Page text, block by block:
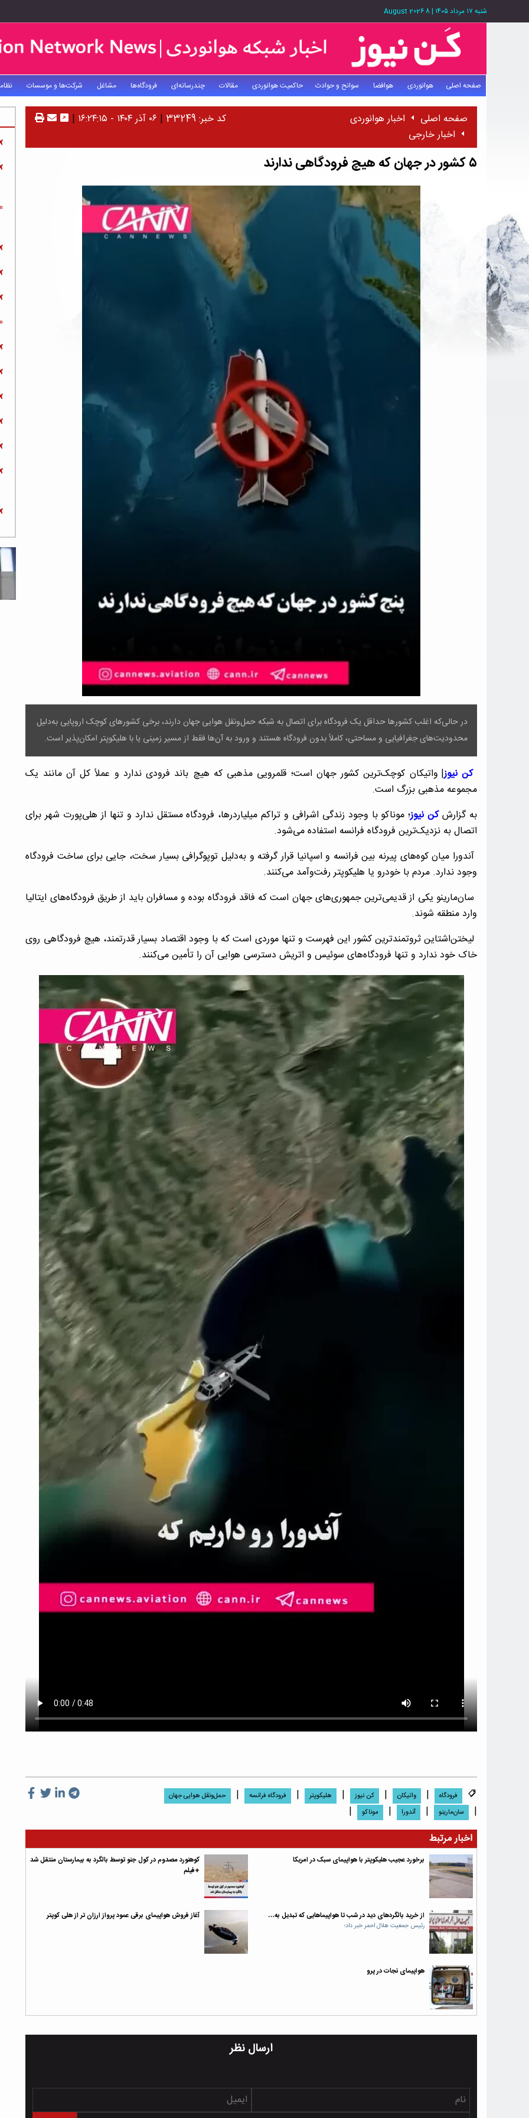
شنبه ۱۷ مرداد ۱۴۰۵ |
8 August 2026
صفحه اصلی هوانوردی هوافضا سوانح و حوادث حاکمیت هوانوردی مقالات چندرسانه‌ای فرودگاه‌ها مشاغل شرکت‌ها و موسسات
صفحه اصلی
اخبار هوانوردی
اخبار خارجی
کد خبر: 33249 | ۰۶ آذر ۱۴۰۴ - ۱۶:۲۴:۱۵ |
۵ کشور در جهان که هیچ فرودگاهی ندارند
در حالی‌که اغلب کشورها حداقل یک فرودگاه برای اتصال به شبکه حمل‌ونقل هوایی جهان دارند، برخی کشورهای کوچک اروپایی به‌دلیل
محدودیت‌های جغرافیایی و مساحتی، کاملاً بدون فرودگاه هستند و ورود به آن‌ها فقط از مسیر زمینی یا با هلیکوپتر امکان‌پذیر است.
کن نیوز| واتیکان کوچک‌ترین کشور جهان است؛ قلمرویی مذهبی که هیچ باند فرودی ندارد و عملاً کل آن مانند یک
مجموعه مذهبی بزرگ است.
به گزارشکن نیوز؛ موناکو با وجود زندگی اشرافی و تراکم میلیاردرها، فرودگاه مستقل ندارد و تنها از هلی‌پورت شهر برای
اتصال به نزدیک‌ترین فرودگاه فرانسه استفاده می‌شود.
آندورا میان کوه‌های پیرنه بین فرانسه و اسپانیا قرار گرفته و به‌دلیل توپوگرافی بسیار سخت، جایی برای ساخت فرودگاه
وجود ندارد. مردم با خودرو یا هلیکوپتر رفت‌وآمد می‌کنند.
سان‌مارینو یکی از قدیمی‌ترین جمهوری‌های جهان است که فاقد فرودگاه بوده و مسافران باید از طریق فرودگاه‌های ایتالیا
وارد منطقه شوند.
لیختن‌اشتاین ثروتمندترین کشور این فهرست و تنها موردی است که با وجود اقتصاد بسیار قدرتمند، هیچ فرودگاهی روی
خاک خود ندارد و تنها فرودگاه‌های سوئیس و اتریش دسترسی هوایی آن را تأمین می‌کنند.
فرودگاه | واتیکان | کن نیوز | هلیکوپتر | فرودگاه فرانسه | حمل‌ونقل هوایی جهان
| سان‌مارینو | آندورا | موناکو
|
اخبار مرتبط
برخورد عجیب هلیکوپتر با هواپیمای سبک در امریکا
کوهنورد مصدوم در کول جنو توسط بالگرد به بیمارستان منتقل شد
+فیلم
از خرید بالگردهای دید در شب تا هواپیماهایی که تبدیل به…
رئیس جمعیت هلال احمر خبر داد؛
آغاز فروش هواپیمای برقی عمود پرواز ارزان تر از هلی کوپتر
هواپیمای نجات در پرو
ارسال نظر